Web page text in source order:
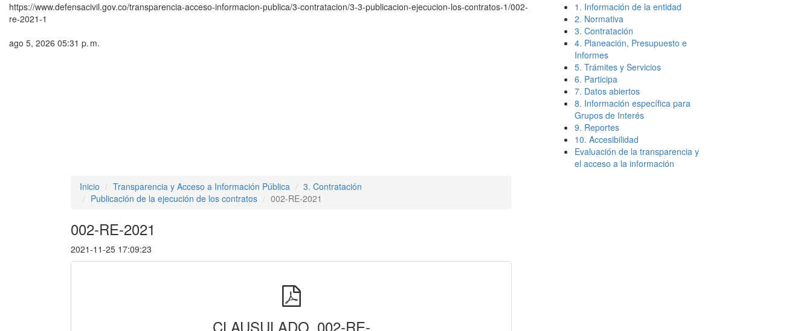
https://www.defensacivil.gov.co/transparencia-acceso-informacion-publica/3-contratacion/3-3-publicacion-ejecucion-los-contratos-1/002-
re-2021-1
ago 5, 2026 05:31 p. m.
1. Información de la entidad
2. Normativa
3. Contratación
4. Planeación, Presupuesto e
Informes
5. Trámites y Servicios
6. Participa
7. Datos abiertos
8. Información específica para
Grupos de Interés
9. Reportes
10. Accesibilidad
Evaluación de la transparencia y
el acceso a la información
Inicio
Transparencia y Acceso a Información Pública
3. Contratación
Publicación de la ejecución de los contratos
002-RE-2021
002-RE-2021
2021-11-25 17:09:23
CLAUSULADO_002-RE-